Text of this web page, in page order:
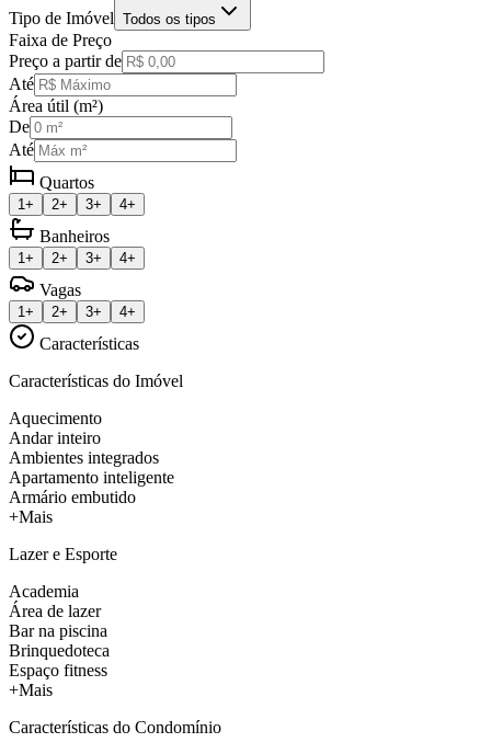
Tipo de Imóvel Todos os tipos
Faixa de Preço
Preço a partir de
Até
Área útil (m²)
De
Até
Quartos
1+ 2+ 3+ 4+
Banheiros
1+ 2+ 3+ 4+
Vagas
1+ 2+ 3+ 4+
Características
Características do Imóvel
Aquecimento
Andar inteiro
Ambientes integrados
Apartamento inteligente
Armário embutido
+Mais
Lazer e Esporte
Academia
Área de lazer
Bar na piscina
Brinquedoteca
Espaço fitness
+Mais
Características do Condomínio